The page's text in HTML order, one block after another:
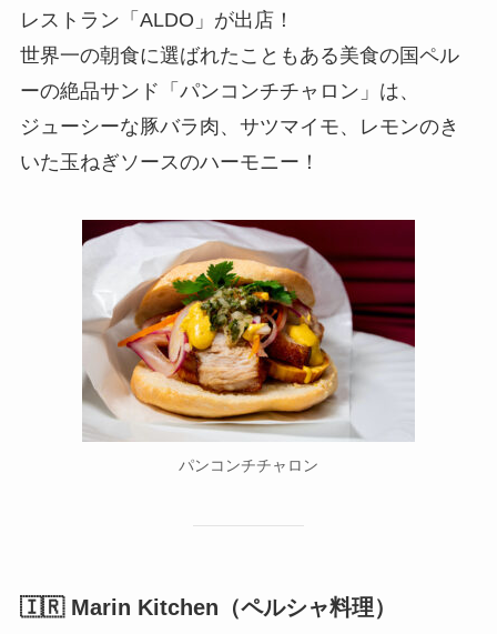
レストラン「ALDO」が出店！
世界一の朝食に選ばれたこともある美食の国ペル
ーの絶品サンド「パンコンチチャロン」は、
ジューシーな豚バラ肉、サツマイモ、レモンのき
いた玉ねぎソースのハーモニー！
パンコンチチャロン
🇮🇷 Marin Kitchen（ペルシャ料理）